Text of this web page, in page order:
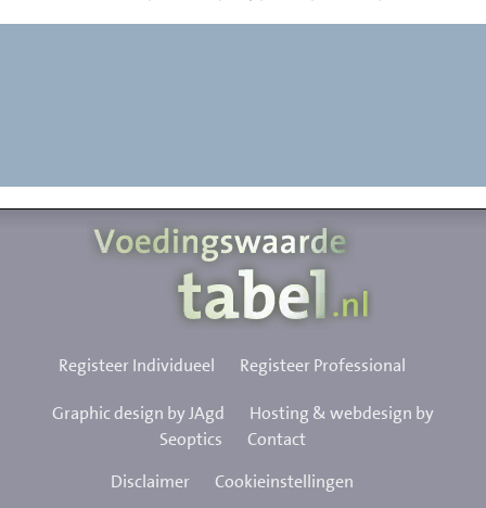
Registeer Individueel Registeer Professional
Graphic design by JAgd
Hosting & webdesign by
Seoptics
Contact
Disclaimer
Cookieinstellingen